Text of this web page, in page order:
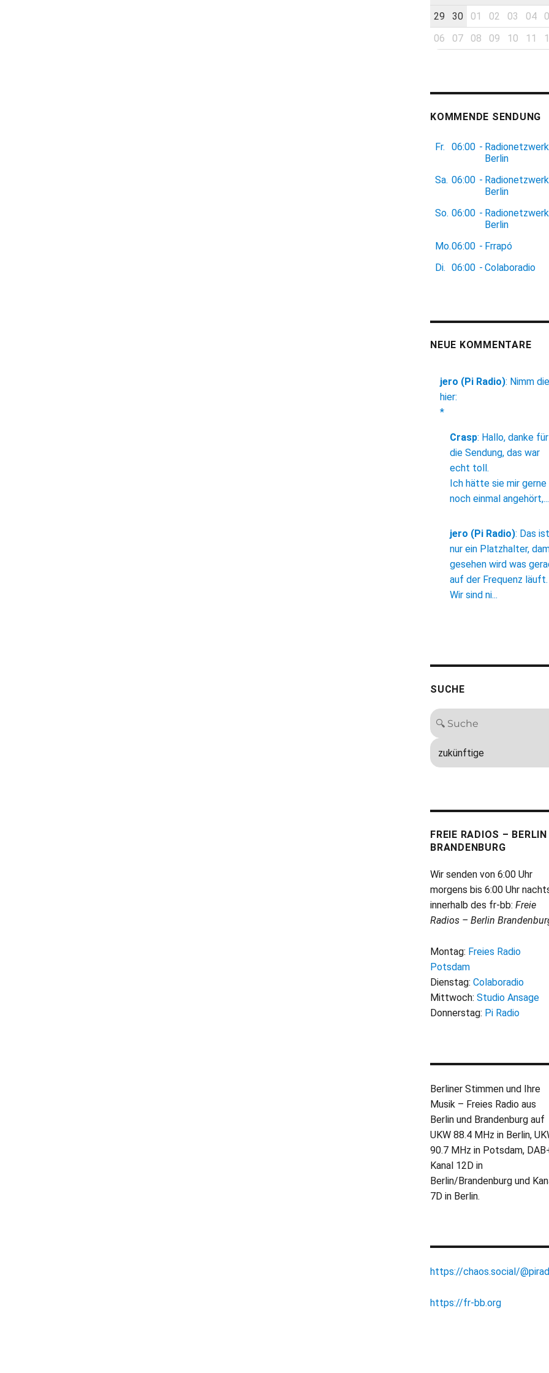
29
30 01 02 03 04
06
07 08 09 10 11
KOMMENDE SENDUNG
Fr. 06:00 - Radionetzwerk
Berlin
Sa. 06:00 - Radionetzwerk
Berlin
So. 06:00 - Radionetzwerk
Berlin
Mo.06:00 - Frrapó
Di. 06:00 - Colaboradio
NEUE KOMMENTARE
jero (Pi Radio): Nimm die
hier:
*
Crasp: Hallo, danke für
die Sendung, das war
echt toll.
Ich hätte sie mir gerne
noch einmal angehört,...
jero (Pi Radio): Das ist
nur ein Platzhalter,
gesehen wird was
auf der Frequenz läuft.
Wir sind ni...
SUCHE
FREIE RADIOS – BERLIN
BRANDENBURG
Wir senden von 6:00 Uhr
morgens bis 6:00 Uhr
innerhalb des fr-bb: Freie
Radios – Berlin
Montag: Freies Radio
Potsdam
Dienstag: Colaboradio
Mittwoch: Studio Ansage
Donnerstag: Pi Radio
Berliner Stimmen und Ihre
Musik – Freies Radio aus
Berlin und Brandenburg auf
UKW 88.4 MHz in Berlin,
90.7 MHz in Potsdam,
Kanal 12D in
Berlin/Brandenburg und
7D in Berlin.
https://chaos.social/
https://fr-bb.org